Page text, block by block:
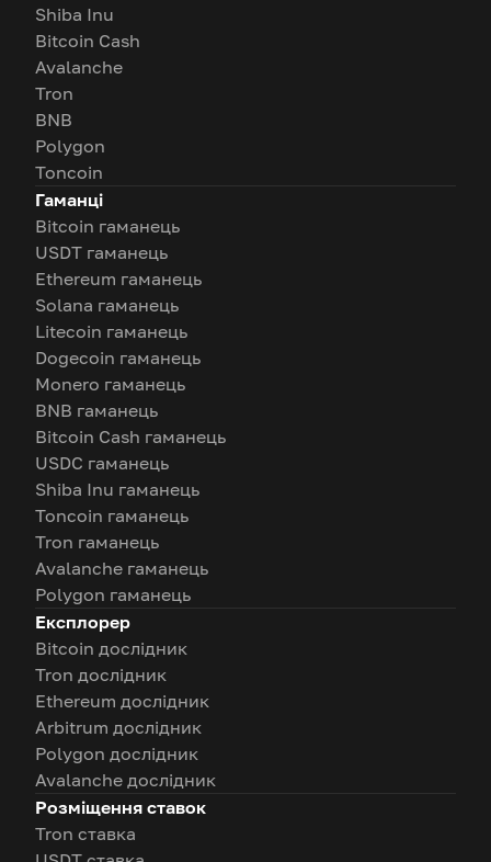
Shiba Inu
Bitcoin Cash
Avalanche
Tron
BNB
Polygon
Toncoin
Гаманці
Bitcoin гаманець
USDT гаманець
Ethereum гаманець
Solana гаманець
Litecoin гаманець
Dogecoin гаманець
Monero гаманець
BNB гаманець
Bitcoin Cash гаманець
USDC гаманець
Shiba Inu гаманець
Toncoin гаманець
Tron гаманець
Avalanche гаманець
Polygon гаманець
Експлорер
Bitcoin дослідник
Tron дослідник
Ethereum дослідник
Arbitrum дослідник
Polygon дослідник
Avalanche дослідник
Розміщення ставок
Tron ставка